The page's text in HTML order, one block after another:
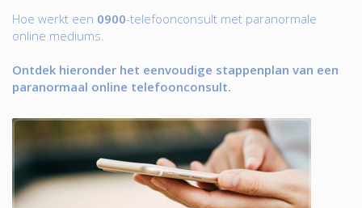
Hoe werkt een 0900-telefoonconsult met paranormale
online mediums.
Ontdek hieronder het eenvoudige stappenplan van een
paranormaal online telefoonconsult.